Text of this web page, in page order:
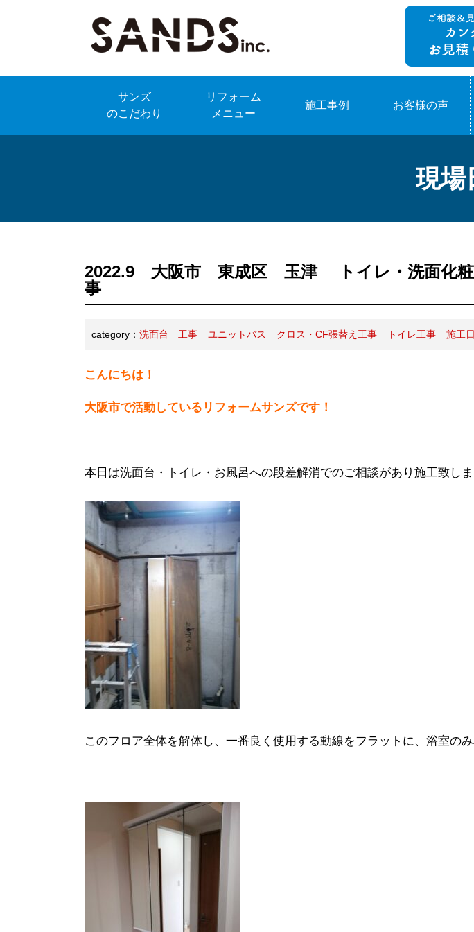
サンズ
のこだわり
リフォーム
メニュー
施工事例 お客様の声
現場
2022.9 大阪市 東成区 玉津 トイレ・洗面化粧
事
category： 洗面台 工事 ユニットバス クロス・CF張替え工事 トイレ工事 施工
こんにちは！
大阪市で活動しているリフォームサンズです！
本日は洗面台・トイレ・お風呂への段差解消でのご相談があり施工致しま
このフロア全体を解体し、一番良く使用する動線をフラットに、浴室の